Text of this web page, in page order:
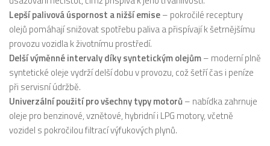
Lepší palivová úspornost a nižší emise– pokročilé receptury
olejů pomáhají snižovat spotřebu paliva a přispívají k šetrnějšímu
provozu vozidla k životnímu prostředí.
Delší výměnné intervaly díky syntetickým olejům– moderní plně
syntetické oleje vydrží delší dobu v provozu, což šetří čas i peníze
při servisní údržbě.
Univerzální použití pro všechny typy motorů– nabídka zahrnuje
oleje pro benzinové, vznětové, hybridní i LPG motory, včetně
vozidel s pokročilou filtrací výfukových plynů.